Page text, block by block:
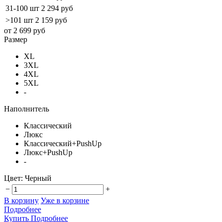
31-100 шт 2 294 руб
>101 шт 2 159 руб
от 2 699 руб
Размер
XL
3XL
4XL
5XL
-
Наполнитель
Классический
Люкс
Классический+PushUp
Люкс+PushUp
-
Цвет: Черный
−
+
В корзину Уже в корзине
Подробнее
Купить Подробнее